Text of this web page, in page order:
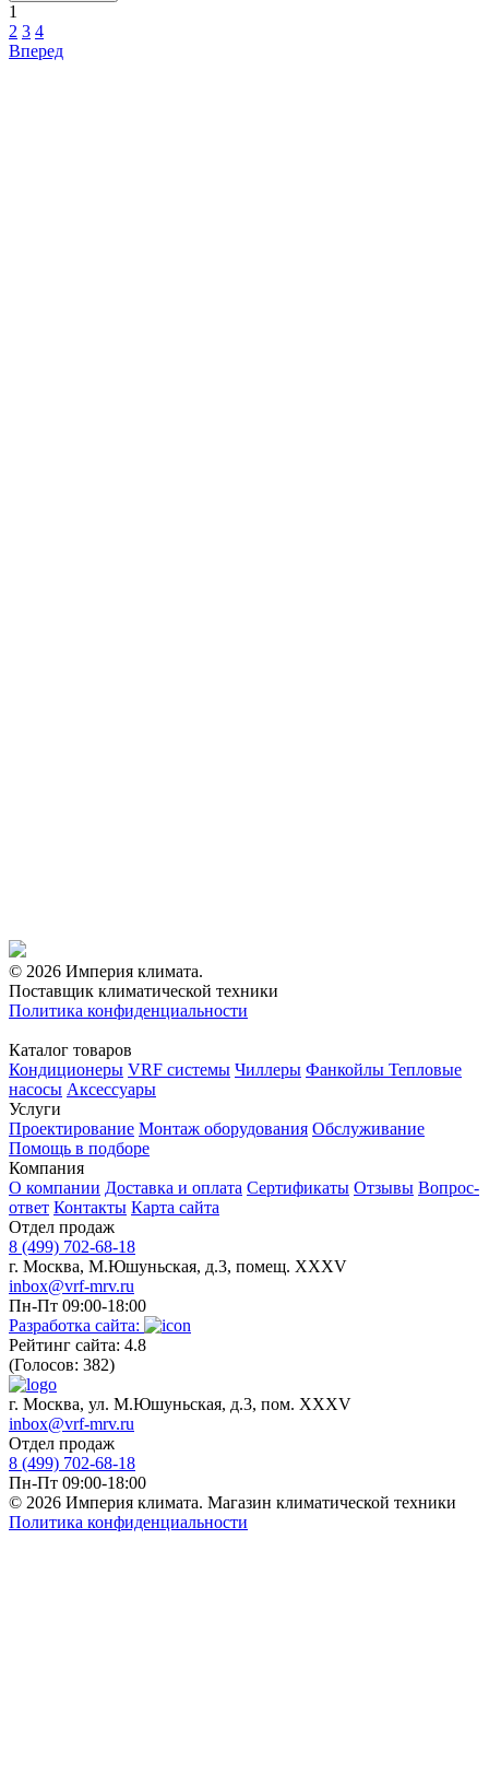
1
2 3 4
Вперед
© 2026 Империя климата.
Поставщик климатической техники
Политика конфиденциальности
Каталог товаров
Кондиционеры VRF системы Чиллеры Фанкойлы Тепловые
насосы Аксессуары
Услуги
Проектирование Монтаж оборудования Обслуживание
Помощь в подборе
Компания
О компании Доставка и оплата Сертификаты Отзывы Вопрос-
ответ Контакты Карта сайта
Отдел продаж
8 (499) 702-68-18
г. Москва, М.Юшуньская, д.3, помещ. XXXV
inbox@vrf-mrv.ru
Пн-Пт 09:00-18:00
Разработка сайта:
Рейтинг сайта: 4.8
(Голосов: 382)
г. Москва, ул. М.Юшуньская, д.3, пом. XXXV
inbox@vrf-mrv.ru
Отдел продаж
8 (499) 702-68-18
Пн-Пт 09:00-18:00
© 2026 Империя климата. Магазин климатической техники
Политика конфиденциальности